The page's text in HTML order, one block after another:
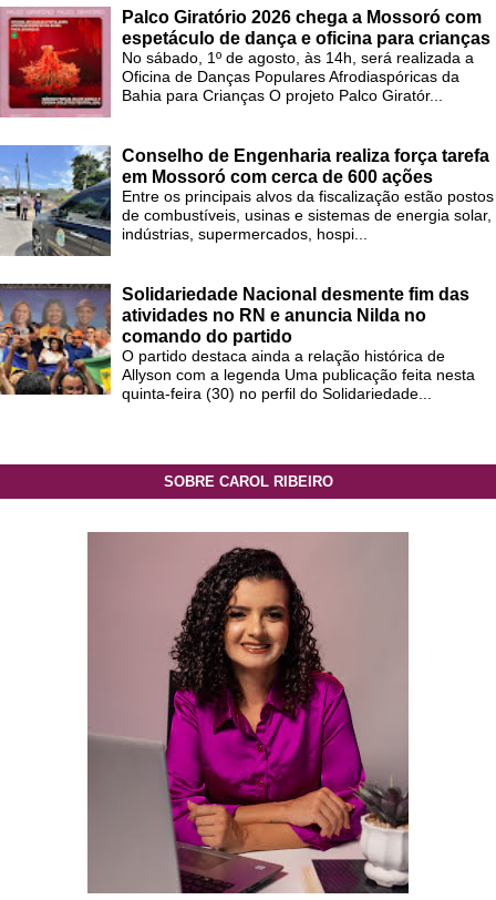
Palco Giratório 2026 chega a Mossoró com
espetáculo de dança e oficina para crianças
No sábado, 1º de agosto, às 14h, será realizada a
Oficina de Danças Populares Afrodiaspóricas da
Bahia para Crianças O projeto Palco Giratór...
Conselho de Engenharia realiza força tarefa
em Mossoró com cerca de 600 ações
Entre os principais alvos da fiscalização estão postos
de combustíveis, usinas e sistemas de energia solar,
indústrias, supermercados, hospi...
Solidariedade Nacional desmente fim das
atividades no RN e anuncia Nilda no
comando do partido
O partido destaca ainda a relação histórica de
Allyson com a legenda Uma publicação feita nesta
quinta-feira (30) no perfil do Solidariedade...
SOBRE CAROL RIBEIRO